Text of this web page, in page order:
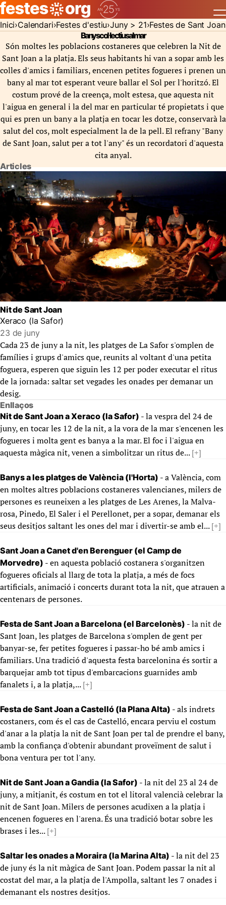
Inici Calendari Festes d'estiu Juny > 21 Festes de Sant Joan
Banys col·lectius al mar
Són moltes les poblacions costaneres que celebren la Nit de
Sant Joan a la platja. Els seus habitants hi van a sopar amb les
colles d'amics i familiars, encenen petites fogueres i prenen un
bany al mar tot esperant veure ballar el Sol per l'horitzó. El
costum prové de la creença, molt estesa, que aquesta nit
l'aigua en general i la del mar en particular té propietats i que
qui es pren un bany a la platja en tocar les dotze, conservarà la
salut del cos, molt especialment la de la pell. El refrany "Bany
de Sant Joan, salut per a tot l'any" és un recordatori d'aquesta
cita anyal.
Articles
Nit de Sant Joan
Xeraco (la Safor)
23 de juny
Cada 23 de juny a la nit, les platges de La Safor s'omplen de
famílies i grups d'amics que, reunits al voltant d'una petita
foguera, esperen que siguin les 12 per poder executar el ritus
de la jornada: saltar set vegades les onades per demanar un
desig.
Enllaços
Nit de Sant Joan a Xeraco (la Safor) - la vespra del 24 de
juny, en tocar les 12 de la nit, a la vora de la mar s'encenen les
fogueres i molta gent es banya a la mar. El foc i l'aigua en
aquesta màgica nit, venen a simbolitzar un ritus de...[+]
Banys a les platges de València (l'Horta) - a València, com
en moltes altres poblacions costaneres valencianes, milers de
persones es reuneixen a les platges de Les Arenes, la Malva-
rosa, Pinedo, El Saler i el Perellonet, per a sopar, demanar els
seus desitjos saltant les ones del mar i divertir-se amb el...[+]
Sant Joan a Canet d'en Berenguer (el Camp de
Morvedre) - en aquesta població costanera s'organitzen
fogueres oficials al llarg de tota la platja, a més de focs
artificials, animació i concerts durant tota la nit, que atrauen a
centenars de persones.
Festa de Sant Joan a Barcelona (el Barcelonès) - la nit de
Sant Joan, les platges de Barcelona s'omplen de gent per
banyar-se, fer petites fogueres i passar-ho bé amb amics i
familiars. Una tradició d'aquesta festa barcelonina és sortir a
barquejar amb tot tipus d'embarcacions guarnides amb
fanalets i, a la platja,...[+]
Festa de Sant Joan a Castelló (la Plana Alta) - als indrets
costaners, com és el cas de Castelló, encara perviu el costum
d'anar a la platja la nit de Sant Joan per tal de prendre el bany,
amb la confiança d'obtenir abundant proveïment de salut i
bona ventura per tot l'any.
Nit de Sant Joan a Gandia (la Safor) - la nit del 23 al 24 de
juny, a mitjanit, és costum en tot el litoral valencià celebrar la
nit de Sant Joan. Milers de persones acudixen a la platja i
encenen fogueres en l'arena. És una tradició botar sobre les
brases i les...[+]
Saltar les onades a Moraira (la Marina Alta) - la nit del 23
de juny és la nit màgica de Sant Joan. Podem passar la nit al
costat del mar, a la platja de l'Ampolla, saltant les 7 onades i
demanant els nostres desitjos.